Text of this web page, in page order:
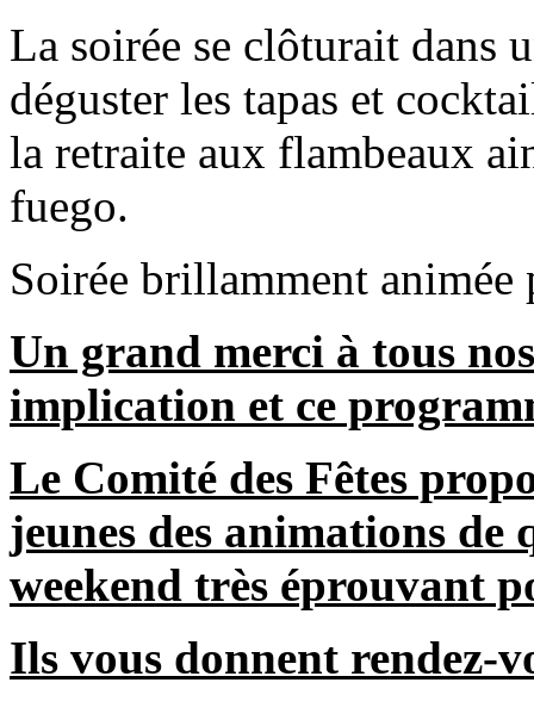
La soirée se clôturait dans
déguster les tapas et
la retraite aux flambeaux
fuego.
Soirée brillamment animée
Un grand merci à tous
implication et ce
Le Comité des Fêtes
jeunes des animations
weekend très éprouvant
Ils vous donnent rendez-